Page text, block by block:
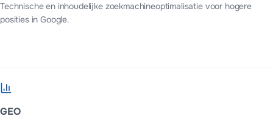
Technische en inhoudelijke zoekmachineoptimalisatie voor hogere
posities in Google.
GEO